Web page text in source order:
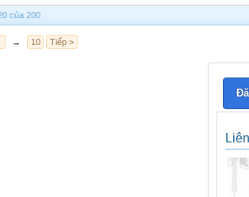
của 200
→ 10 Tiếp >